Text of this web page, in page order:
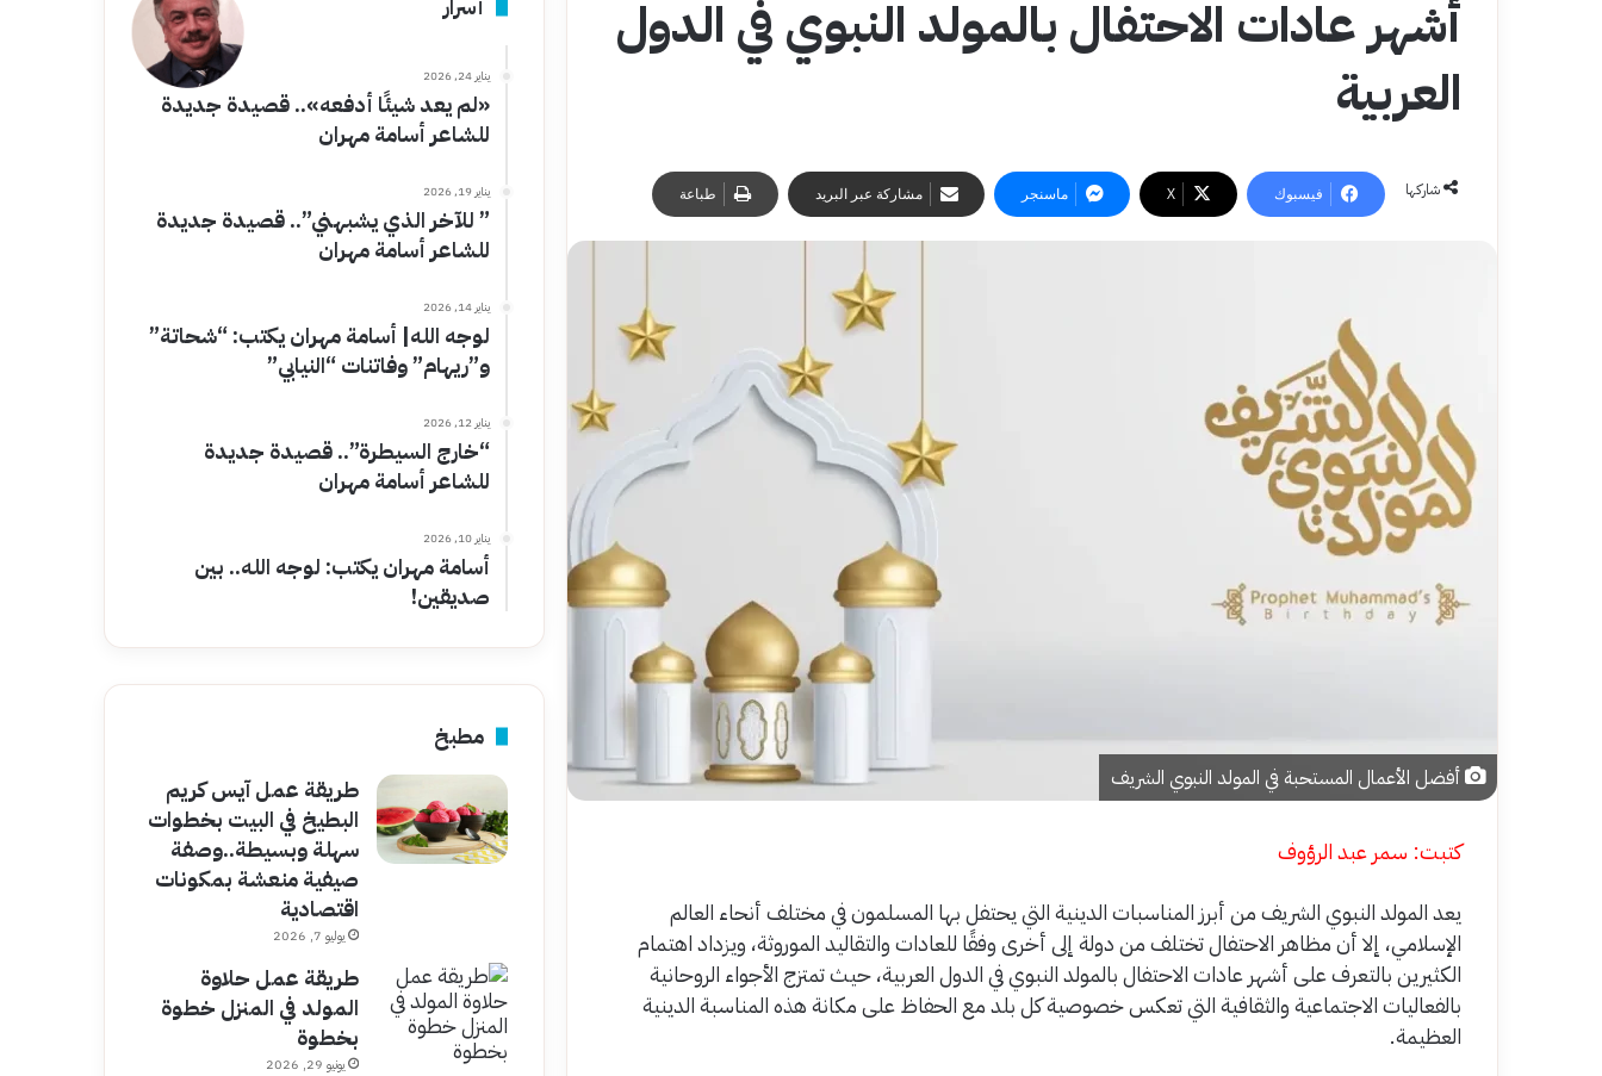
أشهر عادات الاحتفال بالمولد النبوي في الدول
العربية
شاركها فيسبوك ‫X ماسنجر مشاركة عبر البريد طباعة
أفضل الأعمال المستحبة في المولد النبوي الشريف
كتبت: سمر عبد الرؤوف
يعد المولد النبوي الشريف من أبرز المناسبات الدينية التي يحتفل بها المسلمون في مختلف أنحاء العالم
الإسلامي، إلا أن مظاهر الاحتفال تختلف من دولة إلى أخرى وفقًا للعادات والتقاليد الموروثة، ويزداد اهتمام
الكثيرين بالتعرف على أشهر عادات الاحتفال بالمولد النبوي في الدول العربية، حيث تمتزج الأجواء الروحانية
بالفعاليات الاجتماعية والثقافية التي تعكس خصوصية كل بلد مع الحفاظ على مكانة هذه المناسبة الدينية
العظيمة.
أسرار
يناير 24, 2026
«لم يعد شيئًا أدفعه».. قصيدة جديدة
للشاعر أسامة مهران
يناير 19, 2026
” للآخر الذي يشبهني”.. قصيدة جديدة
للشاعر أسامة مهران
يناير 14, 2026
لوجه الله| أسامة مهران يكتب: “شحاتة”
و”ريهام” وفاتنات “النيابي”
يناير 12, 2026
“خارج السيطرة”.. قصيدة جديدة
للشاعر أسامة مهران
يناير 10, 2026
أسامة مهران يكتب: لوجه الله.. بين
صديقين!
مطبخ
طريقة عمل آيس كريم
البطيخ في البيت بخطوات
سهلة وبسيطة..وصفة
صيفية منعشة بمكونات
اقتصادية
يوليو 7, 2026
طريقة عمل حلاوة
المولد في المنزل خطوة
بخطوة
يونيو 29, 2026